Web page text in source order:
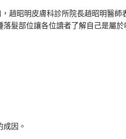
趙昭明皮膚科診所院長趙昭明醫師
髮部位讓各位讀者了解自己是屬
因。